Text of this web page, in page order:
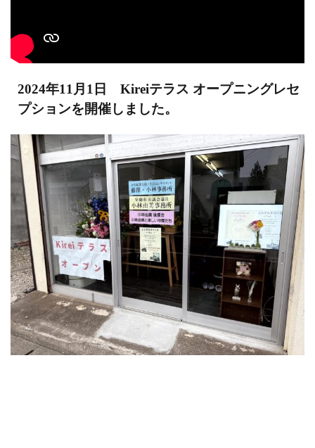
2024年11月1日 Kireiテラス オープニングレセ
プションを開催しました。